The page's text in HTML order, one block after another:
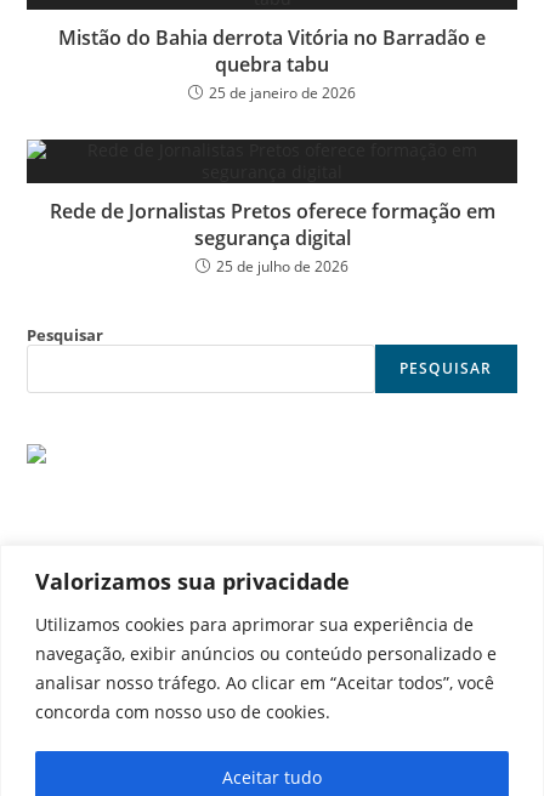
Valorizamos sua privacidade
Utilizamos cookies para aprimorar sua experiência de
navegação, exibir anúncios ou conteúdo personalizado e
analisar nosso tráfego. Ao clicar em “Aceitar todos”, você
concorda com nosso uso de cookies.
Aceitar tudo
Mistão do Bahia derrota Vitória no Barradão e
quebra tabu
25 de janeiro de 2026
Rede de Jornalistas Pretos oferece formação em
segurança digital
25 de julho de 2026
Pesquisar
PESQUISAR
Política de cookies